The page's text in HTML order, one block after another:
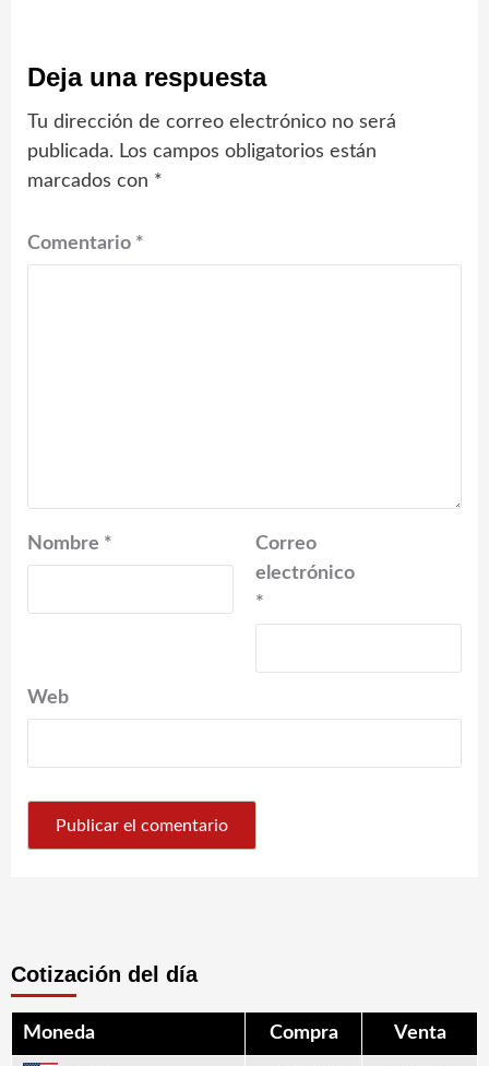
Deja una respuesta
Tu dirección de correo electrónico no será
publicada. Los campos obligatorios están
marcados con *
Comentario *
Nombre *
Correo
electrónico
*
Web
Cotización del día
Moneda Compra Venta